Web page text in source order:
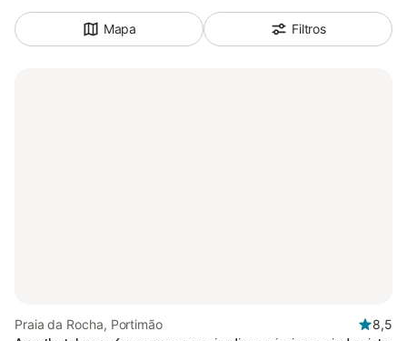
Mapa Filtros
Praia da Rocha, Portimão
8,5